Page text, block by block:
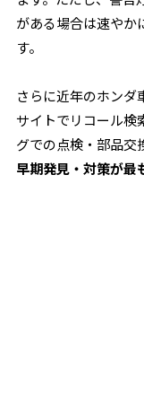
がある場合は速やか
す。
さらに近年のホンダ
サイトでリコール検
グでの点検・部品交
早期発見・対策が最